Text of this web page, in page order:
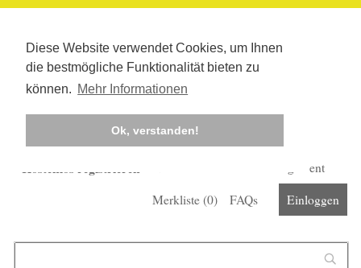
Diese Website verwendet Cookies, um Ihnen
die bestmögliche Funktionalität bieten zu
können. Mehr Informationen
Ok, verstanden!
Kostenlos registrieren
Corona-Management
Merkliste (0) FAQs Einloggen